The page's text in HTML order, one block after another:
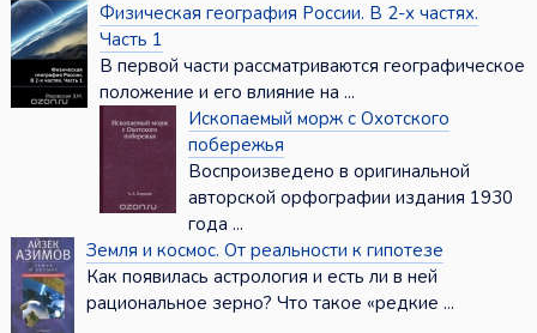
Физическая география России. В 2-х частях.
Часть 1
В первой части рассматриваются географическое
положение и его влияние на ...
Ископаемый морж с Охотского
побережья
Воспроизведено в оригинальной
авторской орфографии издания 1930
года ...
Земля и космос. От реальности к гипотезе
Как появилась астрология и есть ли в ней
рациональное зерно? Что такое «редкие ...